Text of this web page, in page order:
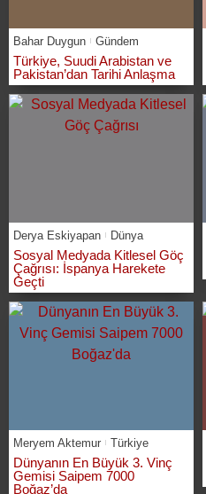
Bahar Duygun Gündem
Türkiye, Suudi Arabistan ve
Pakistan’dan Tarihi Anlaşma
Derya Eskiyapan Dünya
Sosyal Medyada Kitlesel Göç
Çağrısı: İspanya Harekete
Geçti
Meryem Aktemur Türkiye
Dünyanın En Büyük 3. Vinç
Gemisi Saipem 7000
Boğaz’da